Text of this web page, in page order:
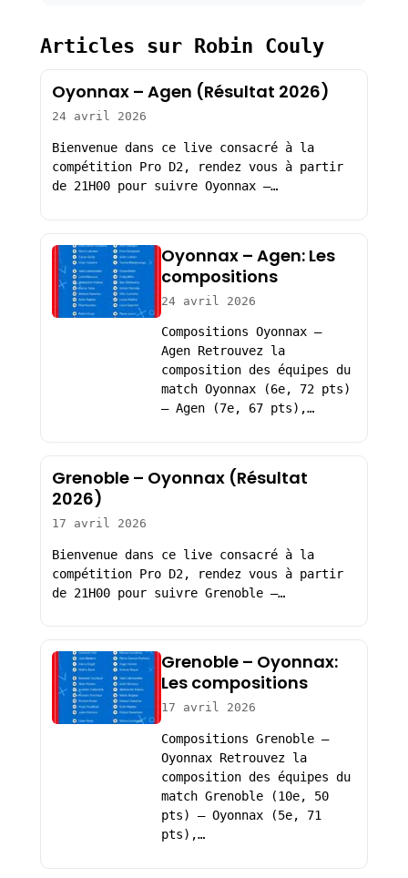
Articles sur Robin Couly
Oyonnax – Agen (Résultat 2026)
24 avril 2026
Bienvenue dans ce live consacré à la
compétition Pro D2, rendez vous à partir
de 21H00 pour suivre Oyonnax –…
Oyonnax – Agen: Les
compositions
24 avril 2026
Compositions Oyonnax –
Agen Retrouvez la
composition des équipes du
match Oyonnax (6e, 72 pts)
– Agen (7e, 67 pts),…
Grenoble – Oyonnax (Résultat
2026)
17 avril 2026
Bienvenue dans ce live consacré à la
compétition Pro D2, rendez vous à partir
de 21H00 pour suivre Grenoble –…
Grenoble – Oyonnax:
Les compositions
17 avril 2026
Compositions Grenoble –
Oyonnax Retrouvez la
composition des équipes du
match Grenoble (10e, 50
pts) – Oyonnax (5e, 71
pts),…